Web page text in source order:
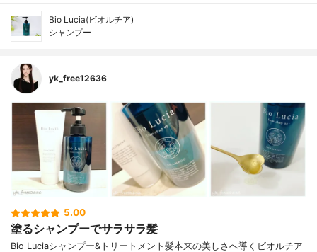
Bio Lucia(ビオルチア)
シャンプー
yk_free12636
5.00
塗るシャンプーでサラサラ髪
Bio Luciaシャンプー&トリートメント⁡髪本来の美しさへ導くビオルチア